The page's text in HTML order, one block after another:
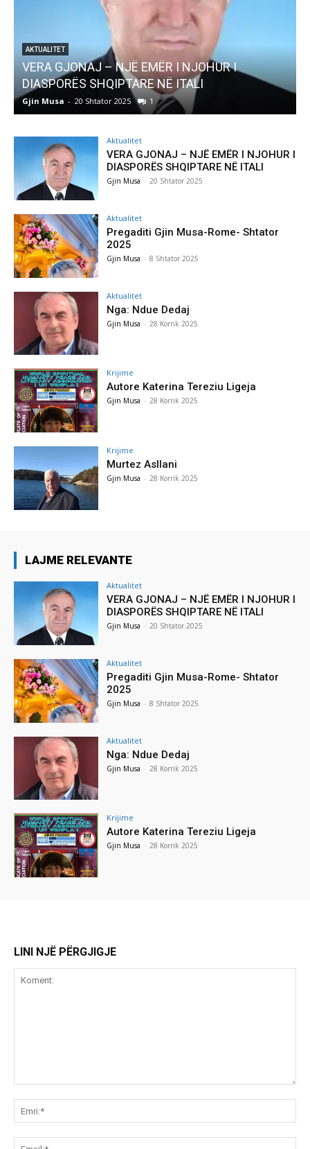
AKTUALITET
Pregaditi Gjin Musa-Rome- Shtator 2025
Gjin Musa - 8 Shtator 2025 0
Aktualitet
VERA GJONAJ – NJË EMËR I NJOHUR I
DIASPORËS SHQIPTARE NË ITALI
Gjin Musa - 20 Shtator 2025
Aktualitet
Pregaditi Gjin Musa-Rome- Shtator
2025
Gjin Musa - 8 Shtator 2025
Aktualitet
Nga: Ndue Dedaj
Gjin Musa - 28 Korrik 2025
Krijime
Autore Katerina Tereziu Ligeja
Gjin Musa - 28 Korrik 2025
Krijime
Murtez Asllani
Gjin Musa - 28 Korrik 2025
LAJME RELEVANTE
Aktualitet
VERA GJONAJ – NJË EMËR I NJOHUR I
DIASPORËS SHQIPTARE NË ITALI
Gjin Musa - 20 Shtator 2025
Aktualitet
Pregaditi Gjin Musa-Rome- Shtator
2025
Gjin Musa - 8 Shtator 2025
Aktualitet
Nga: Ndue Dedaj
Gjin Musa - 28 Korrik 2025
Krijime
Autore Katerina Tereziu Ligeja
Gjin Musa - 28 Korrik 2025
LINI NJË PËRGJIGJE